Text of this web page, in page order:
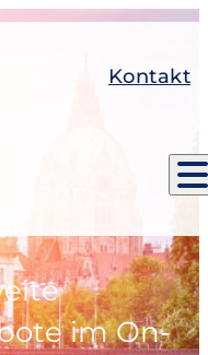
Kontakt
im On-